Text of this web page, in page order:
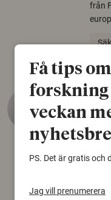
från
22
Det
Få tips
forskning
veckan
PS. Det är gratis och
Jag vill prenumerera